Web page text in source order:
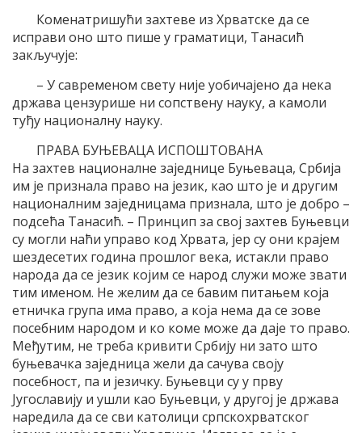
Коменатришући захтеве из Хрватске да се
исправи оно што пише у граматици, Танасић
закључује:
– У савременом свету није уобичајено да нека
држава цензурише ни сопствену науку, а камоли
туђу националну науку.
ПРАВА БУЊЕВАЦА ИСПОШТОВАНА
На захтев националне заједнице Буњеваца, Србија
им је признала право на језик, као што је и другим
националним заједницама признала, што је добро –
подсећа Танасић. – Принцип за свој захтев Буњевци
су могли наћи управо код Хрвата, јер су они крајем
шездесетих година прошлог века, истакли право
народа да се језик којим се народ служи може звати
тим именом. Не желим да се бавим питањем која
етничка група има право, а која нема да се зове
посебним народом и ко коме може да даје то право.
Међутим, не треба кривити Србију ни зато што
буњевачка заједница жели да сачува своју
посебност, па и језичку. Буњевци су у прву
Југославију и ушли као Буњевци, у другој је држава
наредила да се сви католици српскохрватског